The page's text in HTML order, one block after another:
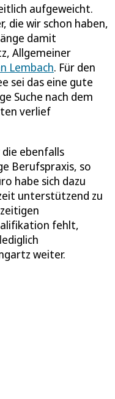
aufgeweicht.
die wir schon haben,
damit
Allgemeiner
Lembach. Für den
sei das eine gute
Suche nach dem
verlief
ebenfalls
Berufspraxis, so
habe sich dazu
unterstützend zu
fehlt,
weiter.